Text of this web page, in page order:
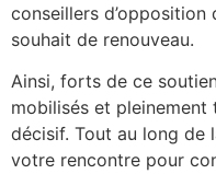
conseillers d’opposition
souhait de renouveau.
Ainsi, forts de ce
mobilisés et
décisif. Tout au long de
votre rencontre pour